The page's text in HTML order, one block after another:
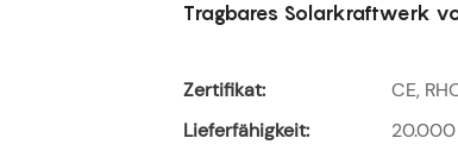
Tragbares Solarkraftwerk
Zertifikat:
CE,
Lieferfähigkeit: